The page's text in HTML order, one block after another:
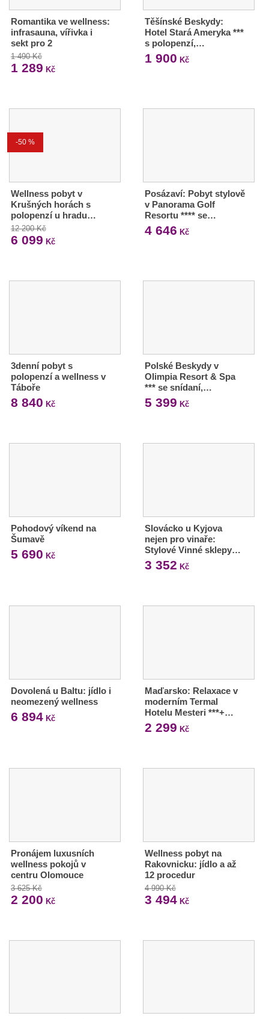
Romantika ve wellness:
infrasauna, vířivka i
sekt pro 2
1 490 Kč
1 289 Kč
Těšínské Beskydy:
Hotel Stará Ameryka ***
s polopenzí,…
1 900 Kč
-50 %
Wellness pobyt v
Krušných horách s
polopenzí u hradu…
12 200 Kč
6 099 Kč
Posázaví: Pobyt stylově
v Panorama Golf
Resortu **** se…
4 646 Kč
3denní pobyt s
polopenzí a wellness v
Táboře
8 840 Kč
Polské Beskydy v
Olimpia Resort & Spa
*** se snídaní,…
5 399 Kč
Pohodový víkend na
Šumavě
5 690 Kč
Slovácko u Kyjova
nejen pro vinaře:
Stylové Vinné sklepy…
3 352 Kč
Dovolená u Baltu: jídlo i
neomezený wellness
6 894 Kč
Maďarsko: Relaxace v
moderním Termal
Hotelu Mesteri ***+…
2 299 Kč
Pronájem luxusních
wellness pokojů v
centru Olomouce
3 625 Kč
2 200 Kč
Wellness pobyt na
Rakovnicku: jídlo a až
12 procedur
4 990 Kč
3 494Kč